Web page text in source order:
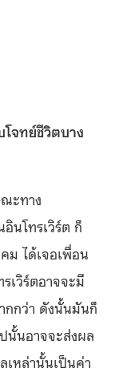
โจทย์ชีวิตบาง
ะทาง
นโทรเวิร์ต ก็
ม ได้เจอเพื่อน
เวิร์ตอาจจะมี
กกว่า ดังนั้นมันก็
นั้นอาจจะส่งผล
เหล่านั้นเป็นค่า